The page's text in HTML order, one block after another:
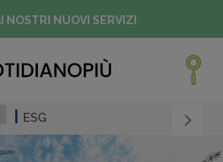
NOSTRI NUOVI SERVIZI
ESG